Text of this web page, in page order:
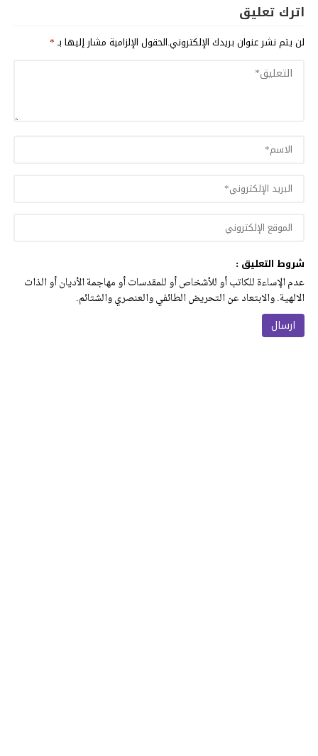
اترك تعليق
لن يتم نشر عنوان بريدك الإلكتروني.الحقول الإلزامية مشار إليها بـ*
شروط التعليق :
عدم الإساءة للكاتب أو للأشخاص أو للمقدسات أو مهاجمة الأديان أو الذات
الالهية. والابتعاد عن التحريض الطائفي والعنصري والشتائم.